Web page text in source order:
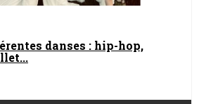
danses : hip-hop,